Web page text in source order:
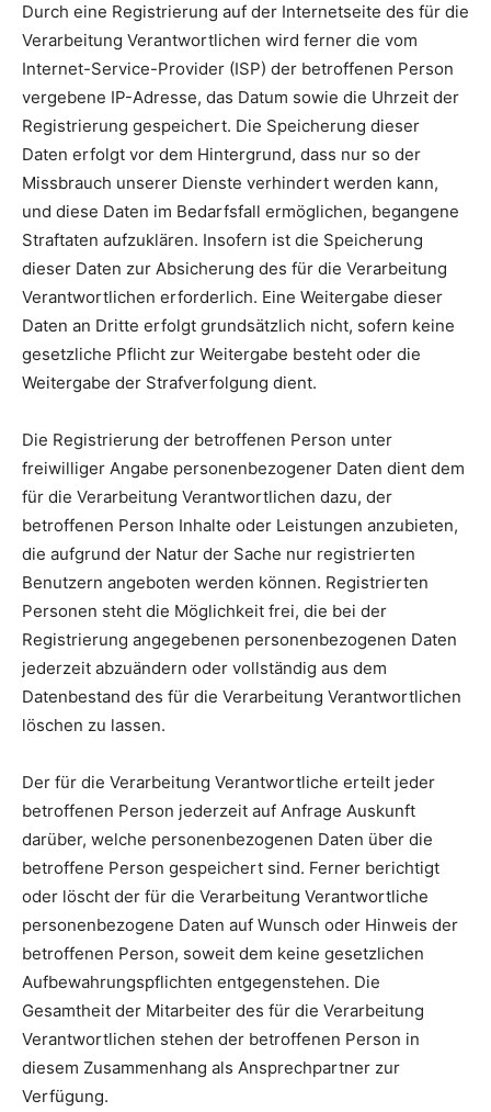
Durch eine Registrierung auf der Internetseite des für die
Verarbeitung Verantwortlichen wird ferner die vom
Internet-Service-Provider (ISP) der betroffenen Person
vergebene IP-Adresse, das Datum sowie die Uhrzeit der
Registrierung gespeichert. Die Speicherung dieser
Daten erfolgt vor dem Hintergrund, dass nur so der
Missbrauch unserer Dienste verhindert werden kann,
und diese Daten im Bedarfsfall ermöglichen, begangene
Straftaten aufzuklären. Insofern ist die Speicherung
dieser Daten zur Absicherung des für die Verarbeitung
Verantwortlichen erforderlich. Eine Weitergabe dieser
Daten an Dritte erfolgt grundsätzlich nicht, sofern keine
gesetzliche Pflicht zur Weitergabe besteht oder die
Weitergabe der Strafverfolgung dient.
Die Registrierung der betroffenen Person unter
freiwilliger Angabe personenbezogener Daten dient dem
für die Verarbeitung Verantwortlichen dazu, der
betroffenen Person Inhalte oder Leistungen anzubieten,
die aufgrund der Natur der Sache nur registrierten
Benutzern angeboten werden können. Registrierten
Personen steht die Möglichkeit frei, die bei der
Registrierung angegebenen personenbezogenen Daten
jederzeit abzuändern oder vollständig aus dem
Datenbestand des für die Verarbeitung Verantwortlichen
löschen zu lassen.
Der für die Verarbeitung Verantwortliche erteilt jeder
betroffenen Person jederzeit auf Anfrage Auskunft
darüber, welche personenbezogenen Daten über die
betroffene Person gespeichert sind. Ferner berichtigt
oder löscht der für die Verarbeitung Verantwortliche
personenbezogene Daten auf Wunsch oder Hinweis der
betroffenen Person, soweit dem keine gesetzlichen
Aufbewahrungspflichten entgegenstehen. Die
Gesamtheit der Mitarbeiter des für die Verarbeitung
Verantwortlichen stehen der betroffenen Person in
diesem Zusammenhang als Ansprechpartner zur
Verfügung.